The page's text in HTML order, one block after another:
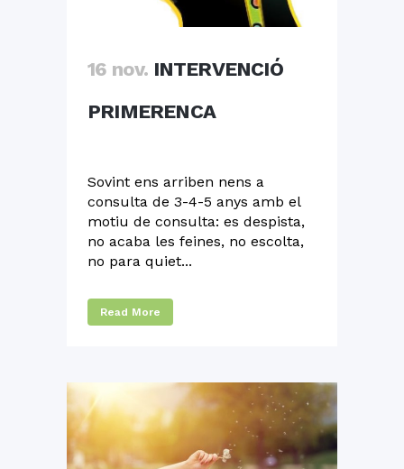
16 nov. INTERVENCIÓ
PRIMERENCA
Sovint ens arriben nens a
consulta de 3-4-5 anys amb el
motiu de consulta: es despista,
no acaba les feines, no escolta,
no para quiet...
Read More